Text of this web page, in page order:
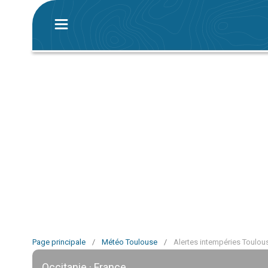
Page principale / Météo Toulouse / Alertes intempéries